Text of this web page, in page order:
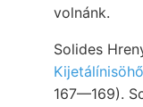
volnánk.
Solides
167—169).